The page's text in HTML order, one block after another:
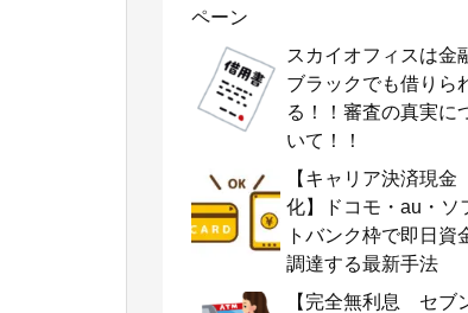
ペーン
スカイオフィスは金
ブラックでも借りら
る！！審査の真実に
いて！！
【キャリア決済現金
化】ドコモ・au・ソ
トバンク枠で即日資
調達する最新手法
【完全無利息 セブ